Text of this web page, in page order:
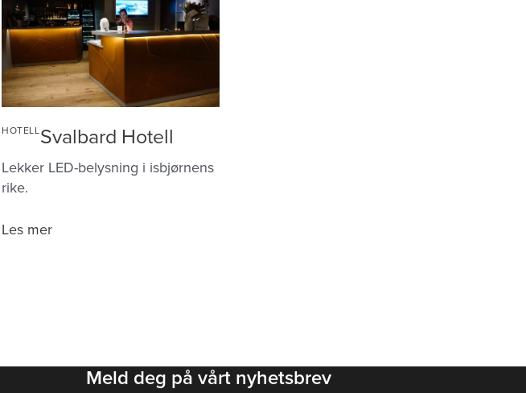
HOTELLSvalbard Hotell
Lekker LED-belysning i isbjørnens
rike.
Svalbard
Les mer
Meld deg på vårt nyhetsbrev